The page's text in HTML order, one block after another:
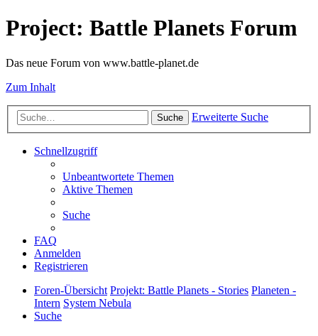
Project: Battle Planets Forum
Das neue Forum von www.battle-planet.de
Zum Inhalt
Suche Erweiterte Suche
Schnellzugriff
Unbeantwortete Themen
Aktive Themen
Suche
FAQ
Anmelden
Registrieren
Foren-Übersicht Projekt: Battle Planets - Stories Planeten -
Intern System Nebula
Suche